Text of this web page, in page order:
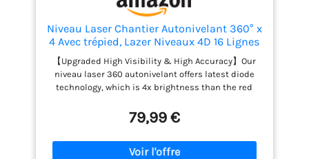
Niveau Laser Chantier Autonivelant 360° x
4 Avec trépied, Lazer Niveaux 4D 16 Lignes
Laser, Mode Impulsion ExtéRieur, 2 x
Batterie, Nivellement Automatique,
Support Rotatif, Télécommande
【Upgraded High Visibility & High Accuracy】Our
niveau laser 360 autonivelant offers latest diode
technology, which is 4x brightness than the red
offre une couverture de nivellement circulaire avec
une précision de ±1/10 in à 8ft et une plage de
travail maximale de 100ft. La luminosité peut être
réglée de 1% à 100%. Niveau de sécurité II, puissance
79,99 €